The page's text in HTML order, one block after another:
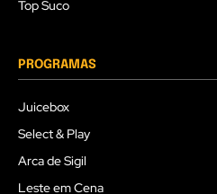
Top Suco
PROGRAMAS
Juicebox
Select & Play
Arca de Sigil
Leste em Cena